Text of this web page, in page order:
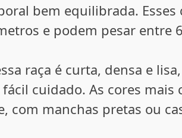
bem equilibrada.
e podem pesar entre
raça é curta, densa e
cuidado. As cores mais
com manchas pretas ou